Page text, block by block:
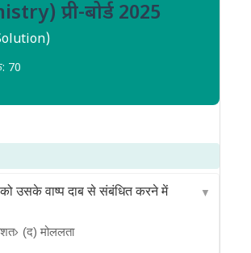
प्री-बोर्ड 2025
70
उसके वाष्प दाब से संबंधित करने में
(द) मोललता
▼